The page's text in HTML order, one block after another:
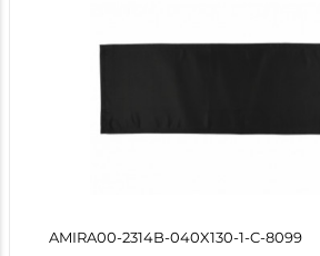
AMIRA00-2314B-040X130-1-C-8099